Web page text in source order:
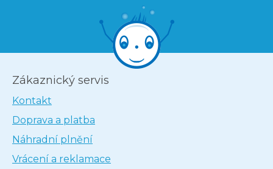
Zákaznický servis
Kontakt
Doprava a platba
Náhradní plnění
Vrácení a reklamace